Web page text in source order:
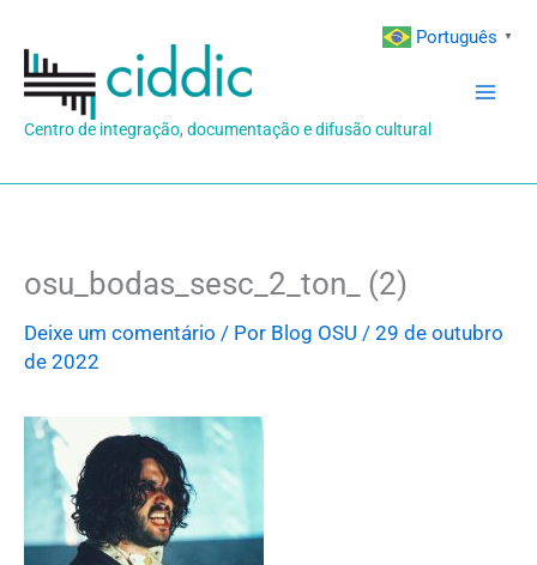
para
conteúdo
Centro de integração, documentação e difusão cultural
osu_bodas_sesc_2_ton_ (2)
Deixe um comentário / Por Blog OSU / 29 de outubro
de 2022
Português ▼